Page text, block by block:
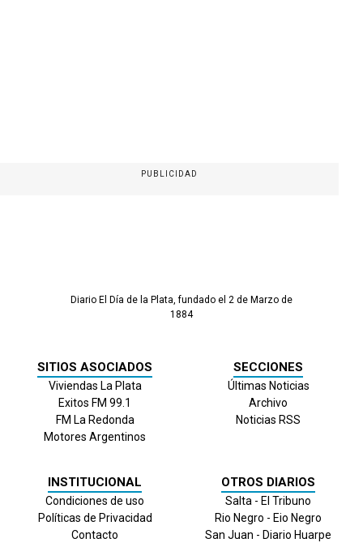
PUBLICIDAD
Diario El Día de la Plata, fundado el 2 de Marzo de
1884
SITIOS ASOCIADOS
Viviendas La Plata
Exitos FM 99.1
FM La Redonda
Motores Argentinos
SECCIONES
Últimas Noticias
Archivo
Noticias RSS
INSTITUCIONAL
Condiciones de uso
Políticas de Privacidad
Contacto
OTROS DIARIOS
Salta - El Tribuno
Rio Negro - Eio Negro
San Juan - Diario Huarpe